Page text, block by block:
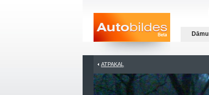
ATPAKAĻ